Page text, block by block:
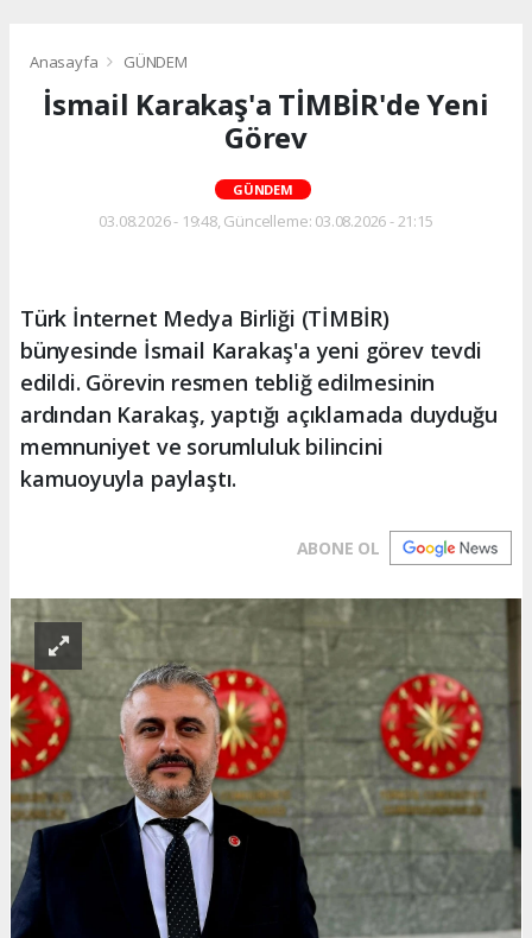
Anasayfa GÜNDEM
İsmail Karakaş'a TİMBİR'de Yeni
Görev
GÜNDEM
03.08.2026 - 19:48, Güncelleme: 03.08.2026 - 21:15
Türk İnternet Medya Birliği (TİMBİR)
bünyesinde İsmail Karakaş'a yeni görev tevdi
edildi. Görevin resmen tebliğ edilmesinin
ardından Karakaş, yaptığı açıklamada duyduğu
memnuniyet ve sorumluluk bilincini
kamuoyuyla paylaştı.
ABONE OL